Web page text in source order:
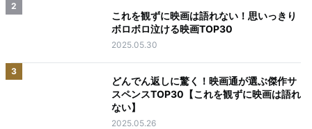
2
これを観ずに映画は語れない！思いっきり
ボロボロ泣ける映画TOP30
2025.05.30
3
どんでん返しに驚く！映画通が選ぶ傑作サ
スペンスTOP30【これを観ずに映画は語れ
ない】
2025.05.26